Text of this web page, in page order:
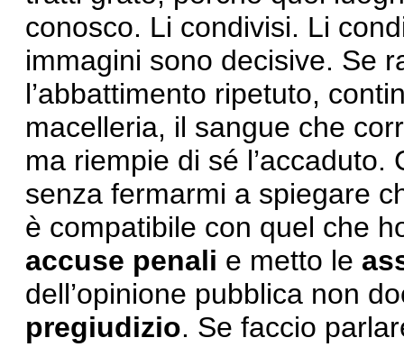
conosco. Li condivisi. Li
immagini sono decisive. Se
l’abbattimento ripetuto,
macelleria, il sangue che
ma riempie di sé
senza fermarmi a spiegare
è compatibile con quel che
accuse penali e metto le
dell’opinione pubblica non
pregiudizio. Se faccio